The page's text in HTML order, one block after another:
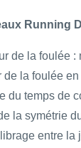
Running
de la foulée :
de la foulée
du temps de
la symétrie
entre la